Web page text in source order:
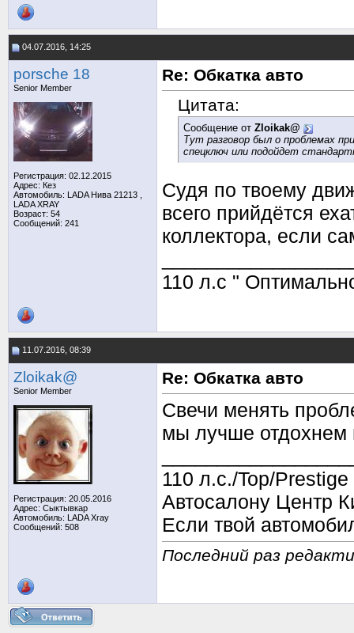
04.07.2016, 14:25
porsche 18
Senior Member
Регистрация: 02.12.2015
Адрес: Кез
Автомобиль: LADA Нива 21213 ,
LADA ХRAY
Возраст: 54
Сообщений: 241
Re: Обкатка авто
Цитата:
Сообщение от Zloikak@
Тут разговор был о проблемах
спецключ или подойдет
Судя по твоему
всего прийдётся
коллектора, если
110 л.с "
11.07.2016, 08:39
Zloikak@
Senior Member
Регистрация: 20.05.2016
Адрес: Сыктывкар
Автомобиль: LADA Xray
Сообщений: 508
Re: Обкатка авто
Свечи менять
мы лучше отдохнем
110 л.с./Top/
Автосалону Центр
Если твой
Последний раз